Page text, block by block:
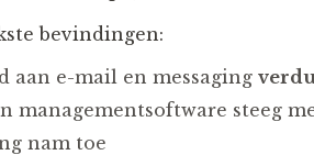
bevindingen:
aan e-mail en messaging
managementsoftware steeg
nam toe